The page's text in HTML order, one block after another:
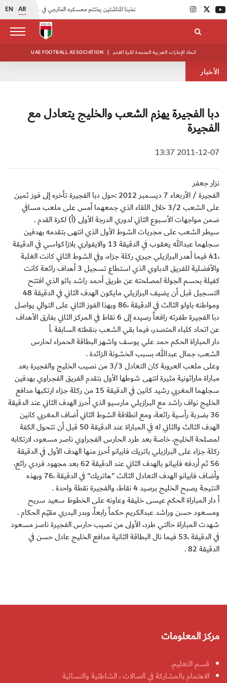
EN AR
اتحاد الكرة يُنظم ورشة عمل للمراقبين المعتمدين
UAE FOOTBALL ASSOCIATION | اتحاد الإمارات العربية المتحدة لكرة القدم
الأخبار
دبا الفجيرة يهزم الشعب والخليج يتعادل مع
الفجيرة
2011-12-07 13:37
نزار جعفر
الفجيرة / الأربعاء 7 ديسمبر 2012 :حول دبا الفجيرة تأخره إلى فوز ثمين
على الشعب 3/2 خلال اللقاء الذي جمعهما أمس على ملعب مسافي
ضمن مواجهات الأسبوع الثاني لدوري الدرجة الأولى (أ) لكرة القدم .
سيطر الشعب على مجريات الشوط الأول الذي انتهى بتقدمه بهدفين
سجلهما عبدالله يعقوب في الدقيقة 13 والايفواري بلازاكواسي في الدقيقة
،41 فيما أهدر البرازيلي جيري ركلة جزاء، وفي الشوط الثاني كانت الغلبة
والأفضلية للفريق الدباوي الذي استطاع تسجيل 3 أهداف رائعة كانت
كفيلة بحسم الجولة لمصلحته عن طريق أحمد راشد باتو الذي افتتح
التسجيل قبل أن يضيف البرازيلي مايكون الهدف الثاني في الدقيقة 48
ومواطنه باولو الثالث في الدقيقة ،86 وبهذا الفوز الثاني على التوالي يواصل
دبا الفجيرة طفرته رافعاً رصيده إلى 6 نقاط في المركز الثاني بفارق الأهداف
عن اتحاد كلباء المتصدر، فيما بقي الشعب بنقطته السابقة .أ
دار المباراة الحكم حمد علي يوسف واشهر البطاقة الحمراء لحارس
الشعب جمال عبدالله، بسبب الخشونة الزائدة .
وعلى ملعب العروبة كان التعادل 3/3 من نصيب الخليج والفجيرة بعد
مباراة ماراثونية مثيرة انتهى شوطها الأول بتقدم الفريق الفجراوي بهدفين
سجلهما المغربي رشيد كانين في الدقيقة 15 من ركلة جزاء ارتكبها مدافع
الخليج نواف راشد مع البرازيلي مارسيو الذي أحرز الهدف الثاني عند الدقيقة
36 بضربة رأسية رائعة، ومع انطلاقة الشوط الثاني أضاف المغربي كانين
الهدف الثالث والثاني له في المباراة عند الدقيقة 50 قبل أن تتحول الكفة
لمصلحة الخليج، خاصة بعد طرد الحارس الفجراوي ناصر مسعود، لارتكابه
ركلة جزاء على البرازيلي باتريك فابيانو أحرز منها الهدف الأول في الدقيقة
56 ثم أردفه فابيانو بالهدف الثاني عند الدقيقة 62 بعد مجهود فردي رائع،
وأضاف فابيانو الهدف التعادل الثالث "هاتريك" في الدقيقة ،76 وبهذه
النتيجة يصبح الخليج برصيد 4 نقاط، والفجيرة نقطة واحدة .
أ دار المباراة الحكم عيسى خليفة وعاونه على الخطوط سعيد سريح
ومسعود حسن وراشد عبدالكريم حكماً رابعاً، وبدر البدري مقيّم الحكام .
شهدت المباراة حالتي طرد، الأولى من نصيب حارس الفجيرة ناصر مسعود
في الدقيقة ،53 فيما نال البطاقة الثانية مدافع الخليج عادل حسن في
الدقيقة 82 .
مركز المعلومات
قسم التعليم.
الاهتمام بالمشاركة في الصالات ، الشاطئية والنسائية